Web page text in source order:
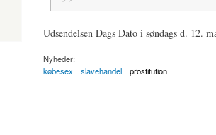
Udsendelsen Dags Dato i søndags d. 12.
Nyheder:
købesex
slavehandel prostitution